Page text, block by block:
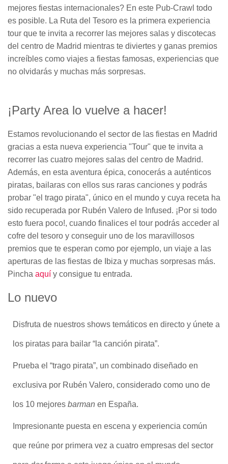
C
Ó
N
mejores fiestas internacionales? En este Pub-Crawl todo
es posible. La Ruta del Tesoro es la primera experiencia
tour que te invita a recorrer las mejores salas y discotecas
del centro de Madrid mientras te diviertes y ganas premios
increíbles como viajes a fiestas famosas, experiencias que
no olvidarás y muchas más sorpresas.
¡Party Area lo vuelve a hacer!
Estamos revolucionando el sector de las fiestas en Madrid
gracias a esta nueva experiencia "Tour" que te invita a
recorrer las cuatro mejores salas del centro de Madrid.
Además, en esta aventura épica, conocerás a auténticos
piratas, bailaras con ellos sus raras canciones y podrás
probar "el trago pirata", único en el mundo y cuya receta ha
sido recuperada por Rubén Valero de Infused. ¡Por si todo
esto fuera poco!, cuando finalices el tour podrás acceder al
cofre del tesoro y conseguir uno de los maravillosos
premios que te esperan como por ejemplo, un viaje a las
aperturas de las fiestas de Ibiza y muchas sorpresas más.
Pincha aquí y consigue tu entrada.
Lo nuevo
Disfruta de nuestros shows temáticos en directo y únete a
los piratas para bailar “la canción pirata”.
Prueba el “trago pirata”, un combinado diseñado en
exclusiva por Rubén Valero, considerado como uno de
los 10 mejores barman en España.
Impresionante puesta en escena y experiencia común
que reúne por primera vez a cuatro empresas del sector